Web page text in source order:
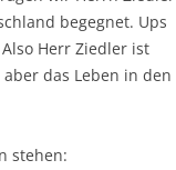
begegnet. Ups
Herr Ziedler ist
das Leben in den
stehen: